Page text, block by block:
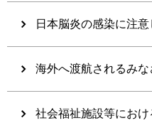
日本脳炎の感染に注意
海外へ渡航されるみな
社会福祉施設等にお